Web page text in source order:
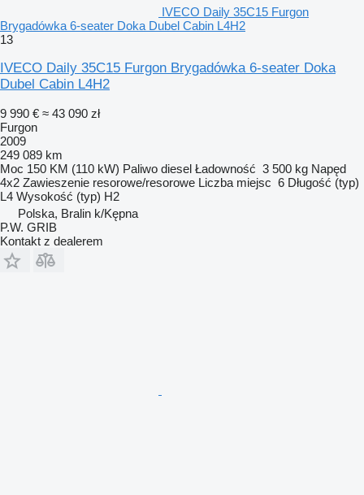
IVECO Daily 35C15 Furgon
Brygadówka 6-seater Doka Dubel Cabin L4H2
13
IVECO Daily 35C15 Furgon Brygadówka 6-seater Doka
Dubel Cabin L4H2
9 990 € ≈ 43 090 zł
Furgon
2009
249 089 km
Moc 150 KM (110 kW) Paliwo diesel Ładowność 3 500 kg Napęd
4x2 Zawieszenie resorowe/resorowe Liczba miejsc 6 Długość (typ)
L4 Wysokość (typ) H2
Polska, Bralin k/Kępna
P.W. GRIB
Kontakt z dealerem